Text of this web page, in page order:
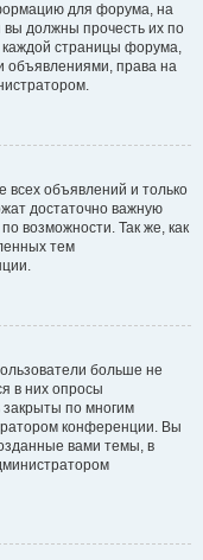
для форума, на
должны прочесть их по
страницы форума,
объявлениями, права на
объявлений и только
достаточно важную
возможности. Так же, как
тем
больше не
в них опросы
по многим
конференции. Вы
вами темы, в